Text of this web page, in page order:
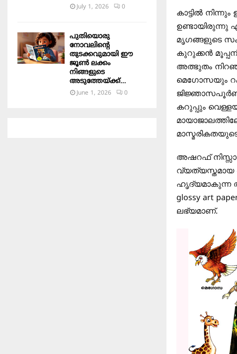
കാട്ടില്‍
ഉണ്ടായിരുന്നു
മൃഗങ്ങളുടെ
കുറുക്കന്‍
അത്ഭുതം
മെഗോസയും
കറുപ്പും
അഷറഫ്
വ്യത്യസ്തമായ
ഹൃദ്യമാകുന്ന
glossy art
ലഭ്യമാണ്.
July 1, 2026 0
പുതിയൊരു
നോവലിന്റെ
തുടക്കവുമായി ഈ
ജൂൺ ലക്കം
നിങ്ങളുടെ
അടുത്തേയ്ക്ക്…
June 1, 2026 0